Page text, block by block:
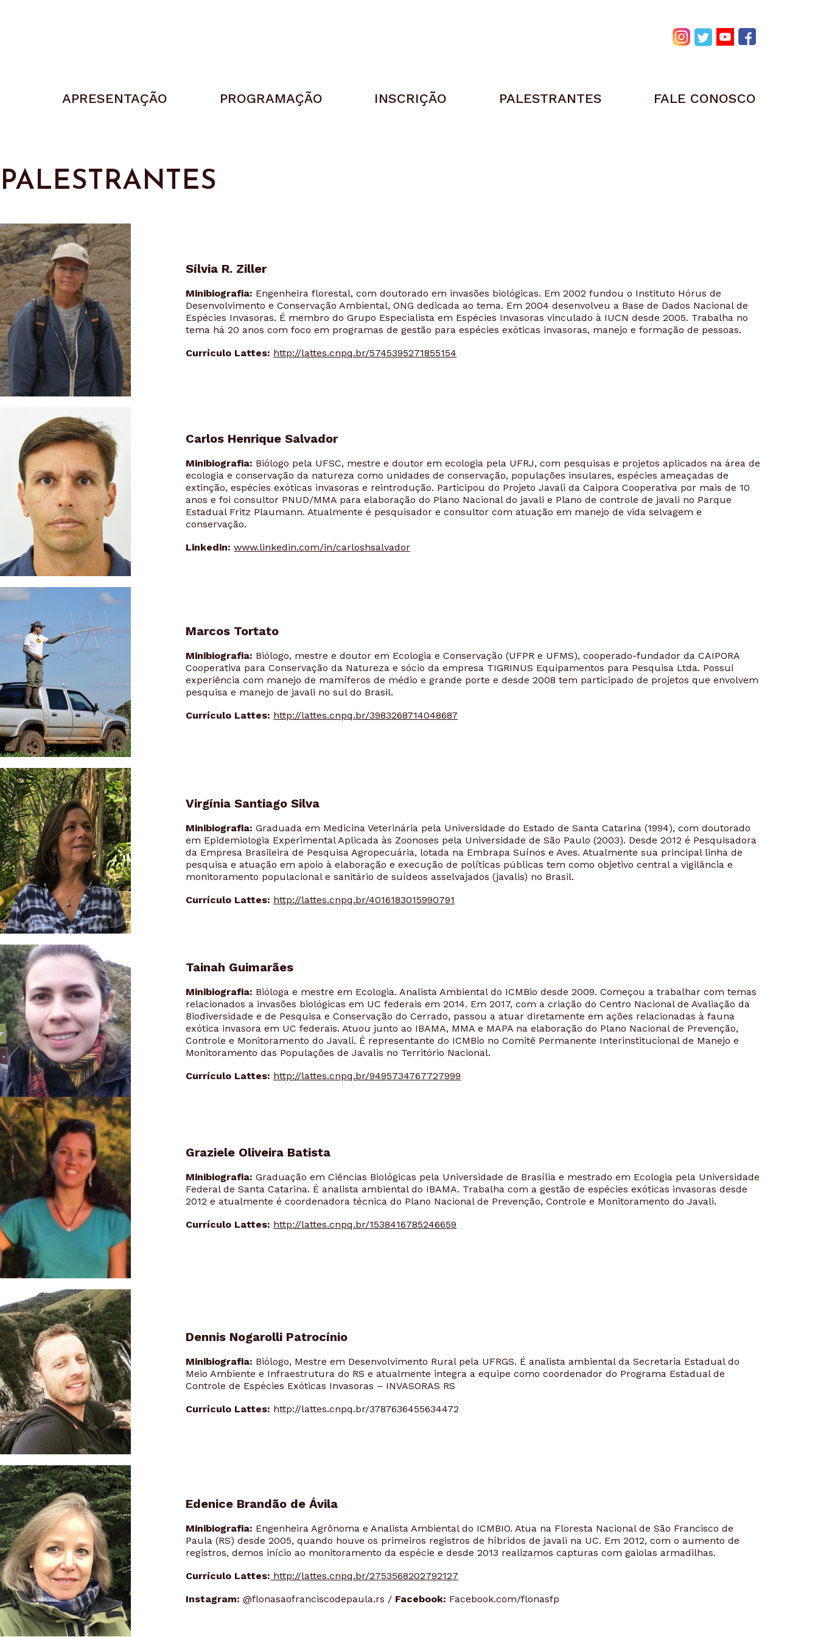
APRESENTAÇÃO PROGRAMAÇÃO INSCRIÇÃO PALESTRANTES FALE CONOSCO
PALESTRANTES
Sílvia R. Ziller
Minibiografia: Engenheira florestal, com doutorado em invasões biológicas. Em 2002 fundou o Instituto Hórus de
Desenvolvimento e Conservação Ambiental, ONG dedicada ao tema. Em 2004 desenvolveu a Base de Dados Nacional de
Espécies Invasoras. É membro do Grupo Especialista em Espécies Invasoras vinculado à IUCN desde 2005. Trabalha no
tema há 20 anos com foco em programas de gestão para espécies exóticas invasoras, manejo e formação de pessoas.
Currículo Lattes: http://lattes.cnpq.br/5745395271855154
Carlos Henrique Salvador
Minibiografia: Biólogo pela UFSC, mestre e doutor em ecologia pela UFRJ, com pesquisas e projetos aplicados na área de
ecologia e conservação da natureza como unidades de conservação, populações insulares, espécies ameaçadas de
extinção, espécies exóticas invasoras e reintrodução. Participou do Projeto Javali da Caipora Cooperativa por mais de 10
anos e foi consultor PNUD/MMA para elaboração do Plano Nacional do javali e Plano de controle de javali no Parque
Estadual Fritz Plaumann. Atualmente é pesquisador e consultor com atuação em manejo de vida selvagem e
conservação.
Linkedin:www.linkedin.com/in/carloshsalvador
Marcos Tortato
Minibiografia: Biólogo, mestre e doutor em Ecologia e Conservação (UFPR e UFMS), cooperado-fundador da CAIPORA
Cooperativa para Conservação da Natureza e sócio da empresa TIGRINUS Equipamentos para Pesquisa Ltda. Possui
experiência com manejo de mamíferos de médio e grande porte e desde 2008 tem participado de projetos que envolvem
pesquisa e manejo de javali no sul do Brasil.
Currículo Lattes: http://lattes.cnpq.br/3983268714048687
Virgínia Santiago Silva
Minibiografia:Graduada em Medicina Veterinária pela Universidade do Estado de Santa Catarina (1994), com doutorado
em Epidemiologia Experimental Aplicada às Zoonoses pela Universidade de São Paulo (2003). Desde 2012 é Pesquisadora
da Empresa Brasileira de Pesquisa Agropecuária, lotada na Embrapa Suínos e Aves. Atualmente sua principal linha de
pesquisa e atuação em apoio à elaboração e execução de políticas públicas tem como objetivo central a vigilância e
monitoramento populacional e sanitário de suídeos asselvajados (javalis) no Brasil.
Currículo Lattes: http://lattes.cnpq.br/4016183015990791
Tainah Guimarães
Minibiografia: Bióloga e mestre em Ecologia. Analista Ambiental do ICMBio desde 2009. Começou a trabalhar com temas
relacionados a invasões biológicas em UC federais em 2014. Em 2017, com a criação do Centro Nacional de Avaliação da
Biodiversidade e de Pesquisa e Conservação do Cerrado, passou a atuar diretamente em ações relacionadas à fauna
exótica invasora em UC federais. Atuou junto ao IBAMA, MMA e MAPA na elaboração do Plano Nacional de Prevenção,
Controle e Monitoramento do Javali. É representante do ICMBio no Comitê Permanente Interinstitucional de Manejo e
Monitoramento das Populações de Javalis no Território Nacional.
Currículo Lattes: http://lattes.cnpq.br/9495734767727999
Graziele Oliveira Batista
Minibiografia: Graduação em Ciências Biológicas pela Universidade de Brasília e mestrado em Ecologia pela Universidade
Federal de Santa Catarina. É analista ambiental do IBAMA. Trabalha com a gestão de espécies exóticas invasoras desde
2012 e atualmente é coordenadora técnica do Plano Nacional de Prevenção, Controle e Monitoramento do Javali.
Currículo Lattes: http://lattes.cnpq.br/1538416785246659
Dennis Nogarolli Patrocínio
Minibiografia: Biólogo, Mestre em Desenvolvimento Rural pela UFRGS. É analista ambiental da Secretaria Estadual do
Meio Ambiente e Infraestrutura do RS e atualmente integra a equipe como coordenador do Programa Estadual de
Controle de Espécies Exóticas Invasoras – INVASORAS RS
Currículo Lattes: http://lattes.cnpq.br/3787636455634472
Edenice Brandão de Ávila
Minibiografia: Engenheira Agrônoma e Analista Ambiental do ICMBIO. Atua na Floresta Nacional de São Francisco de
Paula (RS) desde 2005, quando houve os primeiros registros de híbridos de javali na UC. Em 2012, com o aumento de
registros, demos início ao monitoramento da espécie e desde 2013 realizamos capturas com gaiolas armadilhas.
Currículo Lattes: http://lattes.cnpq.br/2753568202792127
Instagram:@flonasaofranciscodepaula.rs / Facebook: Facebook.com/flonasfp